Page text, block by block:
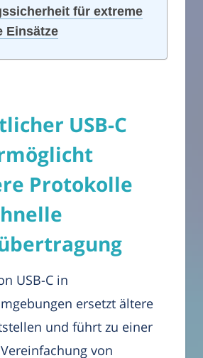
für extreme
Einsätze
USB-C
Protokolle
USB-C in
ersetzt ältere
und führt zu einer
von